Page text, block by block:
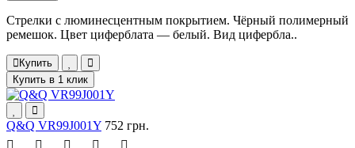
Стрелки с люминесцентным покрытием. Чёрный полимерный
ремешок. Цвет циферблата — белый. Вид цифербла..
Купить
Купить в 1 клик
Q&Q VR99J001Y 752 грн.